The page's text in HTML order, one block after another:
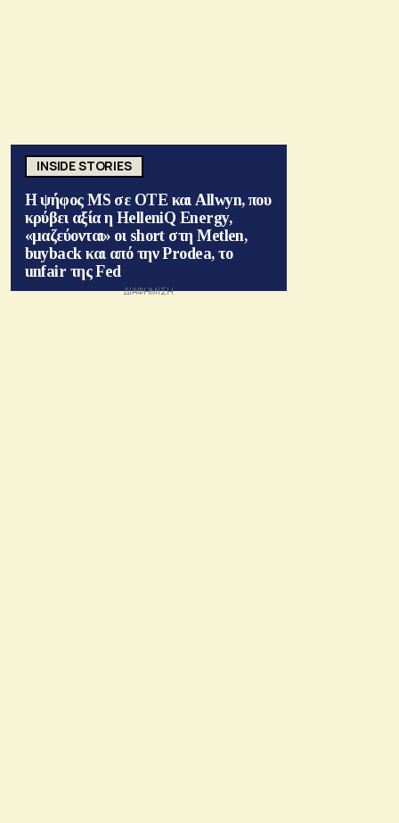
INSIDE STORIES
Η ψήφος MS σε ΟΤΕ και Allwyn, που
κρύβει αξία η HelleniQ Energy,
«μαζεύονται» οι short στη Metlen,
buyback και από την Prodea, το
unfair της Fed